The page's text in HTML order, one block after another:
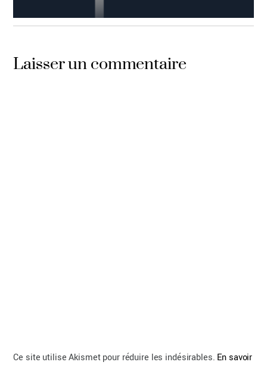
ÉTEINDEZ LA LUMIÈRE,LE COMEBACK,PODCAST
Laisser un commentaire
Ce site utilise Akismet pour réduire les indésirables. En savoir